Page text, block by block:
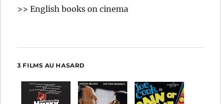
>> English books on cinema
3 FILMS AU HASARD